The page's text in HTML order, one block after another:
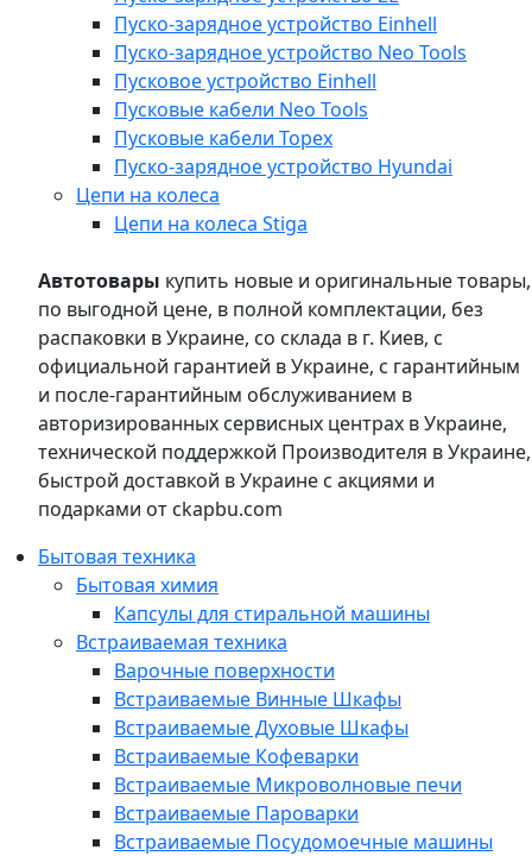
Пуско-зарядное устройство Einhell
Пуско-зарядное устройство Neo Tools
Пусковое устройство Einhell
Пусковые кабели Neo Tools
Пусковые кабели Topex
Пуско-зарядное устройство Hyundai
Цепи на колеса
Цепи на колеса Stiga
Автотовары купить новые и оригинальные товары,
по выгодной цене, в полной комплектации, без
распаковки в Украине, со склада в г. Киев, с
официальной гарантией в Украине, с гарантийным
и после-гарантийным обслуживанием в
авторизированных сервисных центрах в Украине,
технической поддержкой Производителя в Украине,
быстрой доставкой в Украине с акциями и
подарками от ckapbu.com
Бытовая техника
Бытовая химия
Капсулы для стиральной машины
Встраиваемая техника
Варочные поверхности
Встраиваемые Винные Шкафы
Встраиваемые Духовые Шкафы
Встраиваемые Кофеварки
Встраиваемые Микроволновые печи
Встраиваемые Пароварки
Встраиваемые Посудомоечные машины